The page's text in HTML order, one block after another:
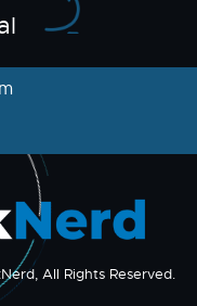
All Rights Reserved.